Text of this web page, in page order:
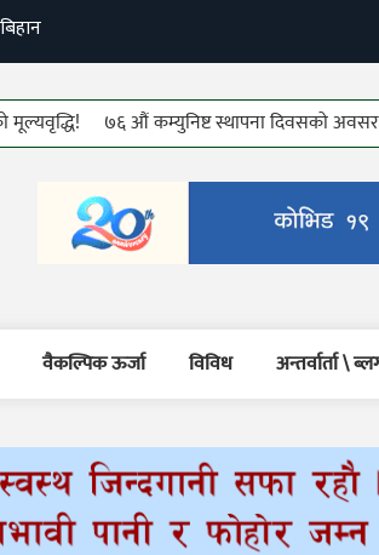
७६ औं कम्युनिष्ट स्थापना दिवसको अवसरमा
वैकल्पिक ऊर्जा विविध अन्तर्वार्ता \